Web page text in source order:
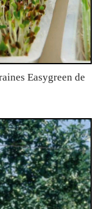
Easygreen de